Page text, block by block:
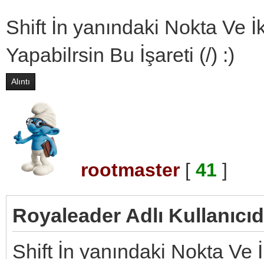
Shift İn yanındaki Nokta Ve
Yapabilrsin Bu İşareti (/) :)
Alıntı
rootmaster [ 41 ]
Royaleader Adlı
Shift İn yanındaki Nokta